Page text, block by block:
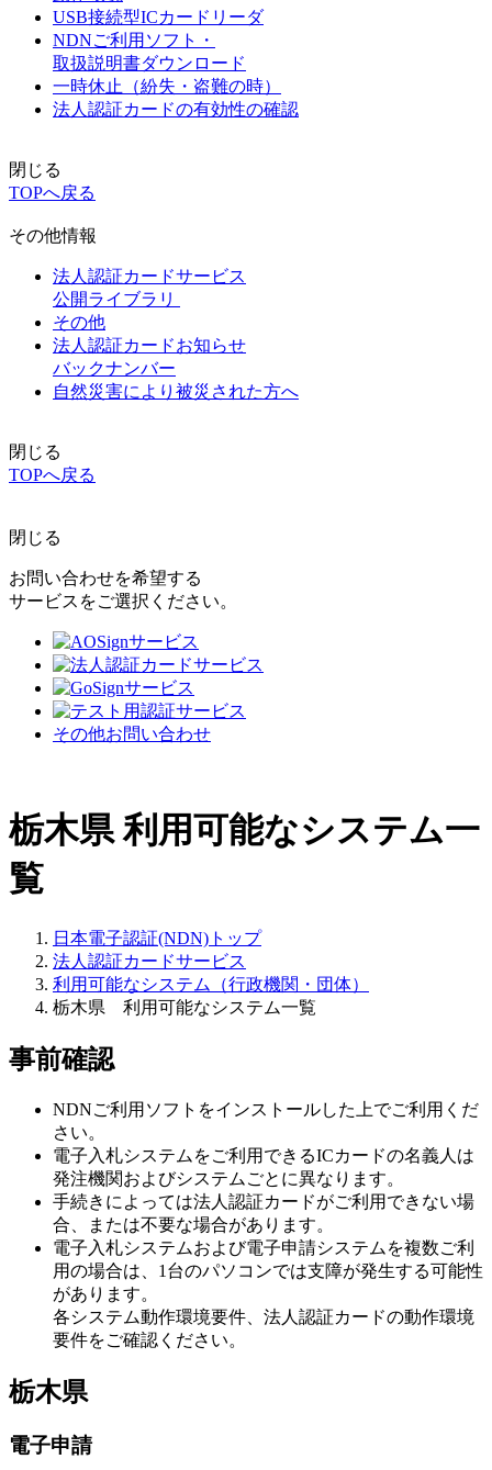
USB接続型ICカードリーダ
NDNご利用ソフト・
取扱説明書ダウンロード
一時休止（紛失・盗難の時）
法人認証カードの有効性の確認
閉じる
TOPへ戻る
その他情報
法人認証カードサービス
公開ライブラリ
その他
法人認証カードお知らせ
バックナンバー
自然災害により被災された方へ
閉じる
TOPへ戻る
閉じる
お問い合わせを希望する
サービスをご選択ください。
その他お問い合わせ
栃木県 利用可能なシステム一
覧
日本電子認証(NDN)トップ
法人認証カードサービス
利用可能なシステム（行政機関・団体）
栃木県 利用可能なシステム一覧
事前確認
NDNご利用ソフトをインストールした上でご利用くだ
さい。
電子入札システムをご利用できるICカードの名義人は
発注機関およびシステムごとに異なります。
手続きによっては法人認証カードがご利用できない場
合、または不要な場合があります。
電子入札システムおよび電子申請システムを複数ご利
用の場合は、1台のパソコンでは支障が発生する可能性
があります。
各システム動作環境要件、法人認証カードの動作環境
要件をご確認ください。
栃木県
電子申請